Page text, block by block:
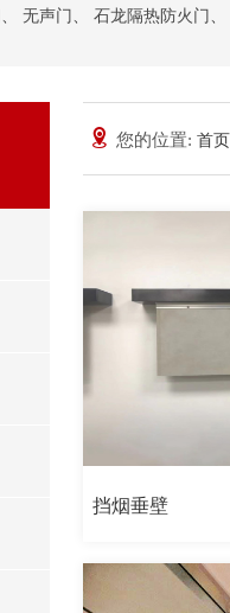
、 无声门 、 石龙隔热防火门 、
您的位置: 首页
挡烟垂壁